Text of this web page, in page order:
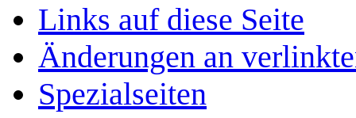
Links auf diese Seite
Änderungen an
Spezialseiten